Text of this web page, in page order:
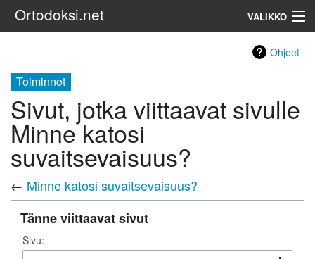
Ortodoksi.net VALIKKO
Ohjeet
Toiminnot
Sivut, jotka viittaavat sivulle
Minne katosi
suvaitsevaisuus?
← Minne katosi suvaitsevaisuus?
Tänne viittaavat sivut
Sivu: